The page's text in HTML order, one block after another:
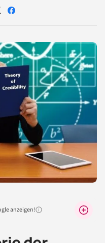
Auf
anzeigen!Warum lohnt sich das?